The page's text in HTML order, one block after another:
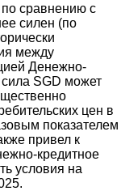
сравнению с
силен (по
между
Денежно-
сила SGD может
цен в
показателем
привел к
кредитное
условия на